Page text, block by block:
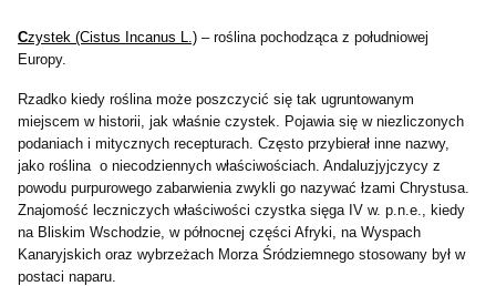
Czystek (Cistus Incanus L.) – roślina pochodząca z południowej
Europy.
Rzadko kiedy roślina może poszczycić się tak ugruntowanym
miejscem w historii, jak właśnie czystek. Pojawia się w niezliczonych
podaniach i mitycznych recepturach. Często przybierał inne nazwy,
jako roślina o niecodziennych właściwościach. Andaluzjyjczycy z
powodu purpurowego zabarwienia zwykli go nazywać łzami Chrystusa.
Znajomość leczniczych właściwości czystka sięga IV w. p.n.e., kiedy
na Bliskim Wschodzie, w północnej części Afryki, na Wyspach
Kanaryjskich oraz wybrzeżach Morza Śródziemnego stosowany był w
postaci naparu.